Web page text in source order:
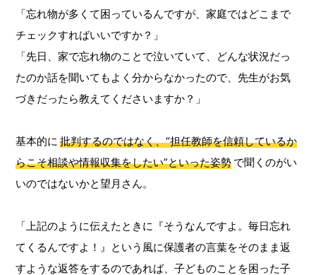
「忘れ物が多くて困っているんですが、家庭ではどこまで
チェックすればいいですか？」
「先日、家で忘れ物のことで泣いていて、どんな状況だっ
たのか話を聞いてもよく分からなかったので、先生がお気
づきだったら教えてくださいますか？」
基本的に 批判するのではなく、“担任教師を信頼しているか
らこそ相談や情報収集をしたい”といった姿勢 で聞くのがい
いのではないかと望月さん。
「上記のように伝えたときに『そうなんですよ。毎日忘れ
てくるんですよ！』という風に保護者の言葉をそのまま返
すような返答をするのであれば、子どものことを困った子